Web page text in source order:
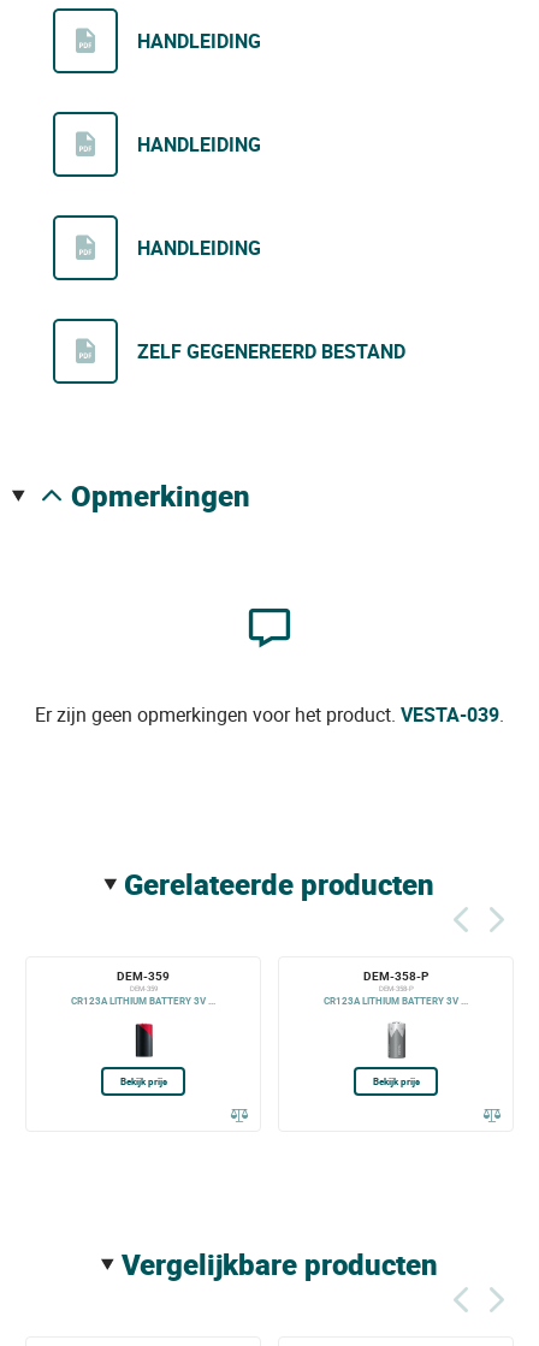
HANDLEIDING
HANDLEIDING
HANDLEIDING
ZELF GEGENEREERD BESTAND
opmerkingen
Er zijn geen opmerkingen voor het product. VESTA-039.
gerelateerde producten
DEM-359
DEM-359
CR123A LITHIUM BATTERY 3V ...
Bekijk prijs
DEM-358-P
DEM-358-P
CR123A LITHIUM BATTERY 3V ...
Bekijk prijs
vergelijkbare producten